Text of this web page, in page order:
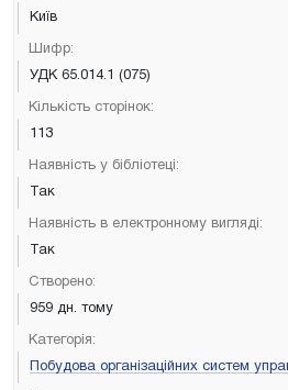
Київ
Шифр:
УДК 65.014.1 (075)
Кількість сторінок:
113
Наявність у бібліотеці:
Так
Наявність в електронному вигляді:
Так
Створено:
959 дн. тому
Категорія:
Побудова організаційних систем